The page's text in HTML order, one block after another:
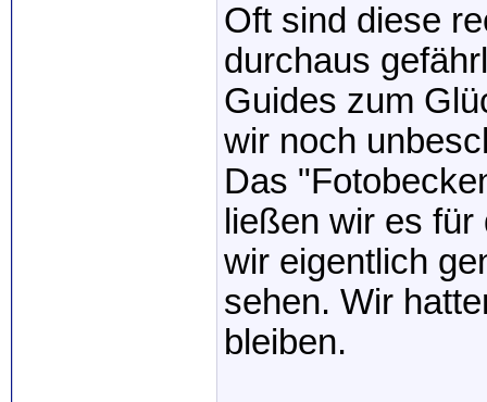
Oft sind diese
durchaus
Guides zum
wir noch
Das
ließen wir es
wir eigentlich
sehen. Wir
bleiben.